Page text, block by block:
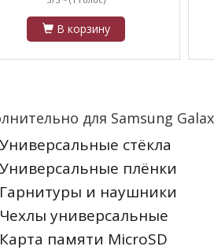
В корзину
для Samsung
Универсальные стёкла
Универсальные плёнки
Гарнитуры и наушники
Чехлы универсальные
Карта памяти MicroSD